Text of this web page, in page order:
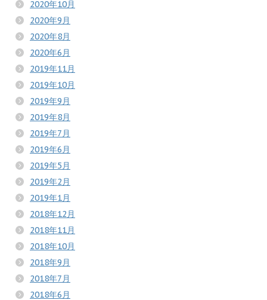
2020年10月
2020年9月
2020年8月
2020年6月
2019年11月
2019年10月
2019年9月
2019年8月
2019年7月
2019年6月
2019年5月
2019年2月
2019年1月
2018年12月
2018年11月
2018年10月
2018年9月
2018年7月
2018年6月